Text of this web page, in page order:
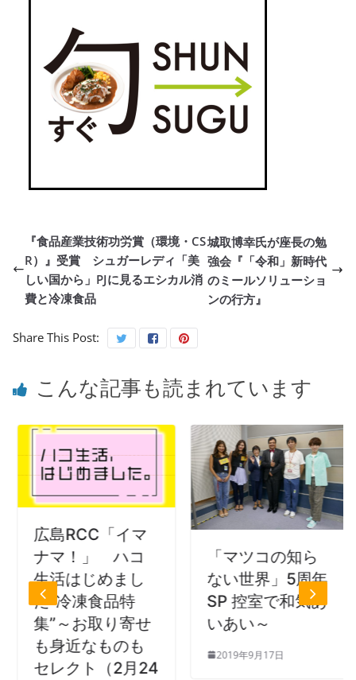
『食品産業技術功労賞（環境・CS
R）』受賞 シュガーレディ「美
しい国から」PJに見るエシカル消
費と冷凍食品
城取博幸氏が座長の勉
強会『「令和」新時代
のミールソリューショ
ンの行方』
Share This Post:
こんな記事も読まれています
広島RCC「イマ
ナマ！」 ハコ
生活はじめまし
た”冷凍食品特
集”～お取り寄せ
も身近なものも
セレクト（2月24
「マツコの知ら
ない世界」5周年
SP 控室で和気あ
いあい～
2019年9月17日